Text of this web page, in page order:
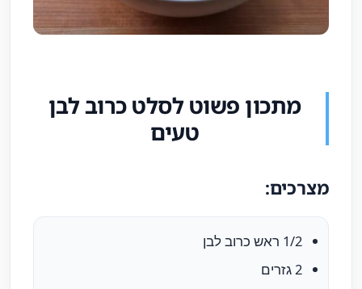
מתכון פשוט לסלט כרוב לבן
טעים
מצרכים:
1/2 ראש כרוב לבן
2 גזרים